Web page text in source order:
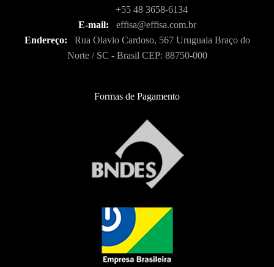
+55 48 3658-6134
E-mail:
effisa@effisa.com.br
Endereço:
Rua Olavio Cardoso, 567 Uruguaia Braço do
Norte / SC - Brasil CEP: 88750-000
Formas de Pagamento